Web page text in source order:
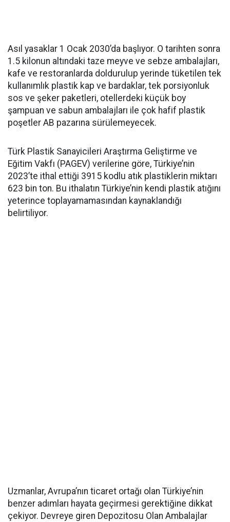
Asıl yasaklar 1 Ocak 2030’da başlıyor. O tarihten sonra
1.5 kilonun altındaki taze meyve ve sebze ambalajları,
kafe ve restoranlarda doldurulup yerinde tüketilen tek
kullanımlık plastik kap ve bardaklar, tek porsiyonluk
sos ve şeker paketleri, otellerdeki küçük boy
şampuan ve sabun ambalajları ile çok hafif plastik
poşetler AB pazarına sürülemeyecek.
Türk Plastik Sanayicileri Araştırma Geliştirme ve
Eğitim Vakfı (PAGEV) verilerine göre, Türkiye’nin
2023’te ithal ettiği 3915 kodlu atık plastiklerin miktarı
623 bin ton. Bu ithalatın Türkiye’nin kendi plastik atığını
yeterince toplayamamasından kaynaklandığı
belirtiliyor.
Uzmanlar, Avrupa’nın ticaret ortağı olan Türkiye’nin
benzer adımları hayata geçirmesi gerektiğine dikkat
çekiyor. Devreye giren Depozitosu Olan Ambalajlar